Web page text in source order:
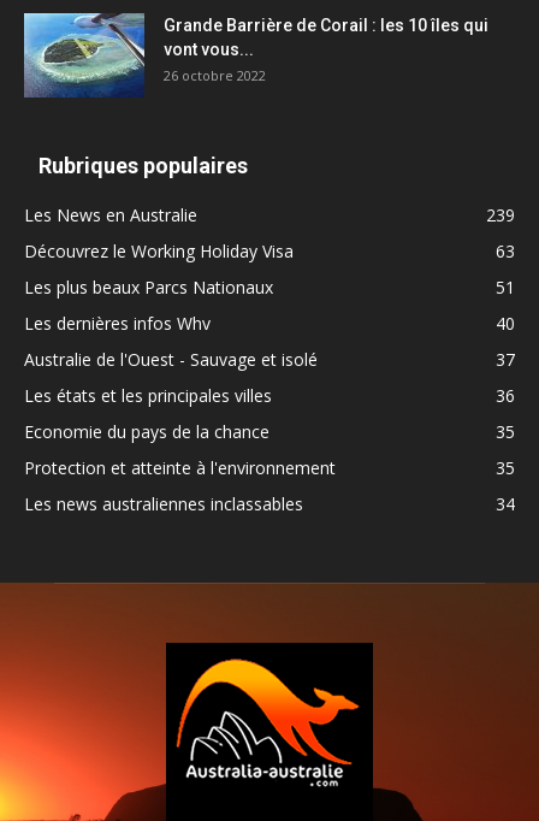
Grande Barrière de Corail : les 10 îles qui
vont vous...
26 octobre 2022
Rubriques populaires
Les News en Australie
239
Découvrez le Working Holiday Visa
63
Les plus beaux Parcs Nationaux
51
Les dernières infos Whv
40
Australie de l'Ouest - Sauvage et isolé
37
Les états et les principales villes
36
Economie du pays de la chance
35
Protection et atteinte à l'environnement
35
Les news australiennes inclassables
34